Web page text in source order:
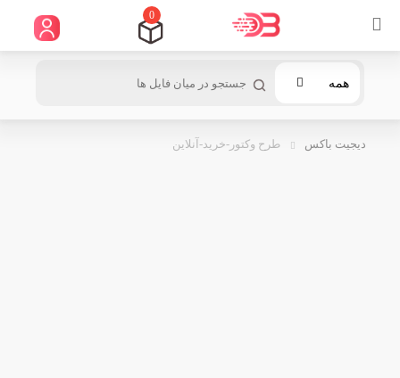
0
همه
دیجیت باکس طرح وکتور-خرید-آنلاین